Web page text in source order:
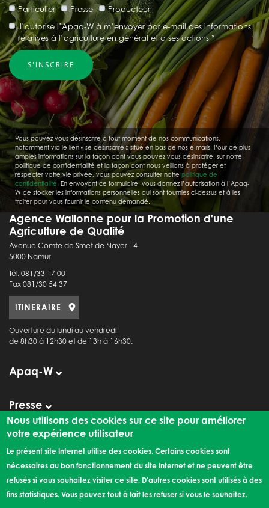
Particulier Presse
Producteur
J’autorise l’Apaq-W à m’envoyer par e-mail des informations
relatives à l’agriculture en général et à ses actions *
Vous pouvez vous désinscrire à tout moment de nos communications,
notamment via le lien « se désinscrire » situé en bas de nos e-mails. Pour de plus
amples informations sur la façon dont vous pouvez vous désinscrire, sur notre
politique de confidentialité et la façon dont nous veillons à protéger et
respecter votre vie privée, vous pouvez consulter notre politique de
confidentialité. En envoyant ce formulaire, vous donnez l’autorisation à l’Apaq-
W de stocker les informations personnelles qui sont fournies ci-dessus et à les
traiter pour vous fournir le contenu demandé.
Agence Wallonne pour la Promotion d'une
Agriculture de Qualité
Avenue Comte de Smet de Nayer 14
5000 Namur
Tél. 081/33 17 00
Fax 081/30 54 37
ITINERAIRE
Ouverture du lundi au vendredi
de 8h30 à 12h30 et de 13h à 16h30.
Apaq-W
Presse
Observatoire de la Consommation
Liens externes
Les rendez-vous de l'Apaq-W
Nous utilisons des cookies sur ce site pour améliorer
votre expérience utilisateur
Le présent site Internet utilise des cookies. Certains cookies sont
nécessaires au bon fonctionnement du site Internet et ne peuvent être
refusés si vous souhaitez visiter ce site. D'autres cookies sont utilisés à des
fins statistiques. Vous pouvez tout à fait les refuser si vous le souhaitez.